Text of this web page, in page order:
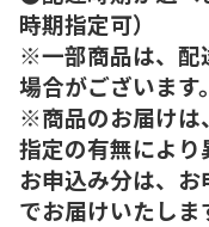
時期指定可）
※一部商品は、配
場合がございます。
※商品のお届けは
指定の有無により
お申込み分は、
でお届けいたしま